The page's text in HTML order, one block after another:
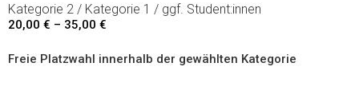
Kategorie 2 / Kategorie 1 / ggf. Student:innen
20,00 € – 35,00 €
20,00 €
Freie Platzwahl innerhalb der gewählten Kategorie